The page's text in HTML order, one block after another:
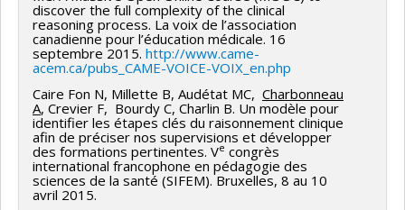
discover the full complexity of the clinical
reasoning process. La voix de l’association
canadienne pour l’éducation médicale. 16
septembre 2015. http://www.came-
acem.ca/pubs_CAME-VOICE-VOIX_en.php
Caire Fon N, Millette B, Audétat MC, Charbonneau
A, Crevier F, Bourdy C, Charlin B. Un modèle pour
identifier les étapes clés du raisonnement clinique
afin de préciser nos supervisions et développer
des formations pertinentes. Ve congrès
international francophone en pédagogie des
sciences de la santé (SIFEM). Bruxelles, 8 au 10
avril 2015.